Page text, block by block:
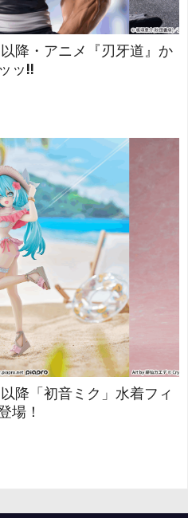
降・アニメ『刃牙道』か
ッ!!
降「初音ミク」水着フィ
場！